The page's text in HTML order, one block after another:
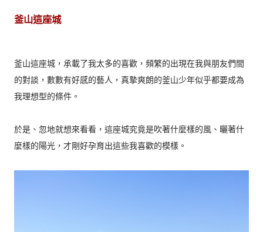
釜山這座城
釜山這座城，承載了我太多的喜歡，頻繁的出現在我與朋友們間
的對談，數數有好感的藝人，真摯爽朗的釜山少年似乎都要成為
我理想型的條件。
於是、忽地就想來看看，這座城究竟是吹著什麼樣的風、曬著什
麼樣的陽光，才剛好孕育出這些我喜歡的模樣。